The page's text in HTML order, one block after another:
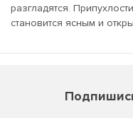
разгладятся.
становится ясным и